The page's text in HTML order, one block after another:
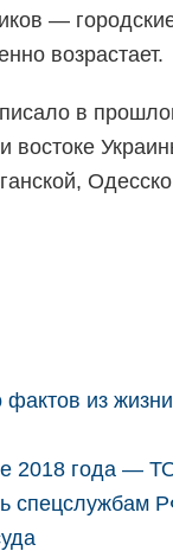
—
возрастает.
в
востоке
из
2018 года —
спецслужбам